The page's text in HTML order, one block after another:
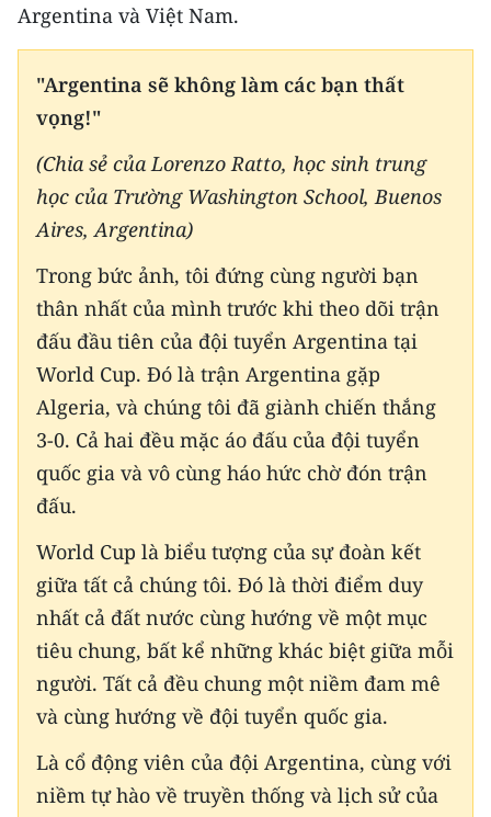
Argentina và Việt Nam.
"Argentina sẽ không làm các bạn thất
vọng!"
(Chia sẻ của Lorenzo Ratto, học sinh trung
học của Trường Washington School, Buenos
Aires, Argentina)
Trong bức ảnh, tôi đứng cùng người bạn
thân nhất của mình trước khi theo dõi trận
đấu đầu tiên của đội tuyển Argentina tại
World Cup. Đó là trận Argentina gặp
Algeria, và chúng tôi đã giành chiến thắng
3-0. Cả hai đều mặc áo đấu của đội tuyển
quốc gia và vô cùng háo hức chờ đón trận
đấu.
World Cup là biểu tượng của sự đoàn kết
giữa tất cả chúng tôi. Đó là thời điểm duy
nhất cả đất nước cùng hướng về một mục
tiêu chung, bất kể những khác biệt giữa mỗi
người. Tất cả đều chung một niềm đam mê
và cùng hướng về đội tuyển quốc gia.
Là cổ động viên của đội Argentina, cùng với
niềm tự hào về truyền thống và lịch sử của